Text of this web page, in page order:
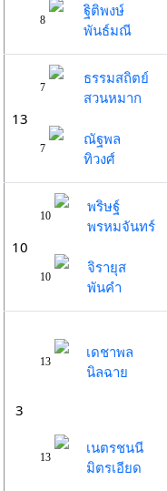
8
ฐิติพงษ์
พันธ์มณี
13
7
ธรรมสถิตย์
สวนหมาก
7
ณัฐพล
ทิวงศ์
10
10
พริษฐ์
พรหมจันทร์
10
จิรายุส
พันคำ
3
13
เดชาพล
นิลฉาย
13
เนตรชนนี
มิตรเอียด